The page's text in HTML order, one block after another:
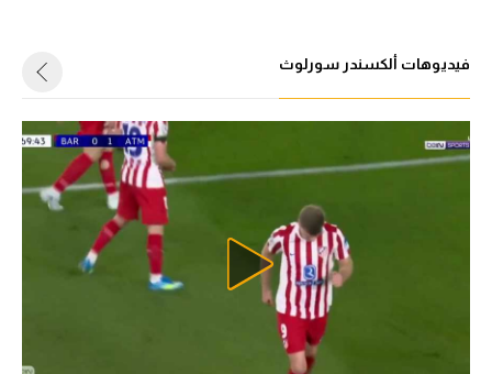
فيديوهات ألكسندر سورلوث